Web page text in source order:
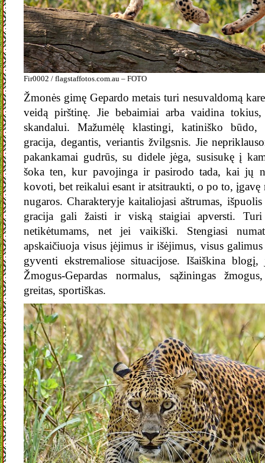
Fir0002 / flagstaffotos.com.au – FOTO
Žmonės gimę Gepardo metais turi nesuvaldomą
veidą pirštinę. Jie bebaimiai arba vaidina
skandalui. Mažumėlę klastingi, katiniško būdo,
gracija, degantis, veriantis žvilgsnis. Jie
pakankamai gudrūs, su didele jėga, susisukę į
šoka ten, kur pavojinga ir pasirodo tada, kai jų
kovoti, bet reikalui esant ir atsitraukti, o po to, įgavę
nugaros. Charakteryje kaitaliojasi aštrumas,
gracija gali žaisti ir viską staigiai apversti.
netikėtumams, net jei vaikiški. Stengiasi
apskaičiuoja visus įėjimus ir išėjimus, visus
gyventi ekstremaliose situacijose. Išaiškina
Žmogus-Gepardas normalus, sąžiningas
greitas, sportiškas.